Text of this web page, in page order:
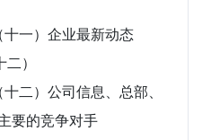
一）企业最新动态
）
二）公司信息、总部、
要的竞争对手